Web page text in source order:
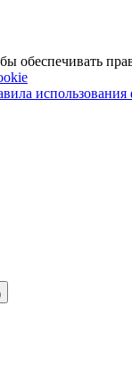
обеспечивать